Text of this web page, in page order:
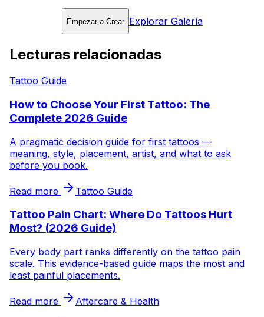
Empezar a Crear Explorar Galería
Lecturas relacionadas
Tattoo Guide
How to Choose Your First Tattoo: The
Complete 2026 Guide
A pragmatic decision guide for first tattoos —
meaning, style, placement, artist, and what to ask
before you book.
Read more Tattoo Guide
Tattoo Pain Chart: Where Do Tattoos Hurt
Most? (2026 Guide)
Every body part ranks differently on the tattoo pain
scale. This evidence-based guide maps the most and
least painful placements.
Read more Aftercare & Health